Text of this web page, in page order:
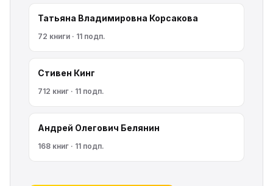
Татьяна Владимировна Корсакова
72 книги · 11 подп.
Стивен Кинг
712 книг · 11 подп.
Андрей Олегович Белянин
168 книг · 11 подп.